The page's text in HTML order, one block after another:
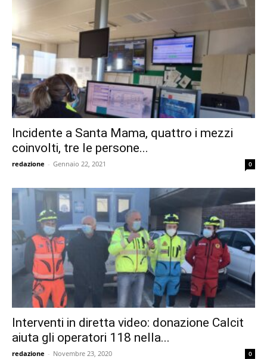
Incidente a Santa Mama, quattro i mezzi
coinvolti, tre le persone...
redazione - Gennaio 22, 2021 0
Interventi in diretta video: donazione Calcit
aiuta gli operatori 118 nella...
redazione - Novembre 23, 2020 0